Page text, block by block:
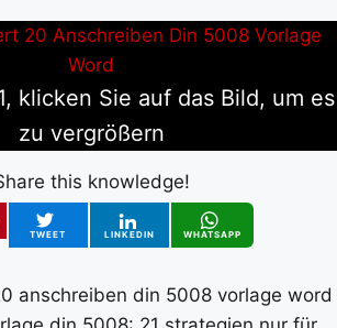
klicken Sie auf das Bild, um es
zu vergrößern
this knowledge!
TWEET
LINKEDIN WHATSAPP
anschreiben din 5008 vorlage word